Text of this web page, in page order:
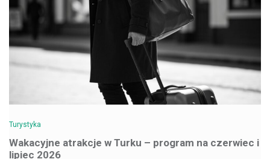
Turystyka
Wakacyjne atrakcje w Turku – program na czerwiec i
lipiec 2026